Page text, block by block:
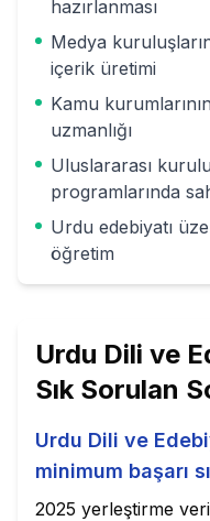
hazırlanması
Medya
içerik üretimi
Kamu
uzmanlığı
Uluslararası
programlarında
Urdu edebiyatı
öğretim
Urdu Dili ve
Sık Sorulan
Urdu Dili ve
minimum başarı
2025 yerleştirme